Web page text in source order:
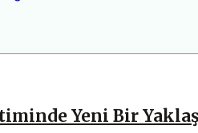
Yeni Bir